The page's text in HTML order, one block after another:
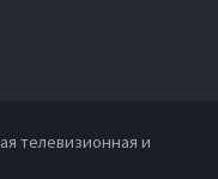
телевизионная и